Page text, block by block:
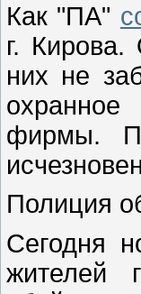
Как "ПА"
г.
них не
охранное
фирмы.
Полиция
Сегодня
жителей